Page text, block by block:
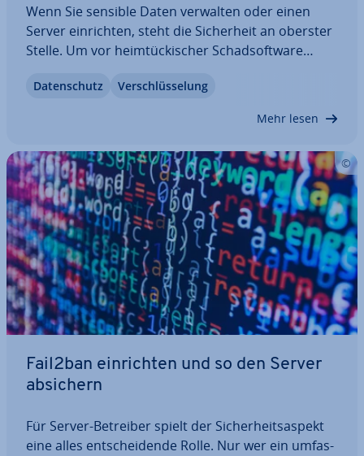
Wenn Sie sensible Daten verwalten oder einen
Server ein­rich­ten, steht die Si­cher­heit an oberster
Stelle. Um vor heim­tü­cki­scher Schad­soft­ware
cher­heits­kon­zept zu Ihren Planungen gehören.
Da­ten­schutz Ver­schlüs­se­lung
Mehr lesen
Fail2ban ein­rich­ten und so den Server
absichern
Für Server-Betreiber spielt der Si­cher­heits­aspekt
eine alles ent­schei­den­de Rolle. Nur wer ein um­fas­